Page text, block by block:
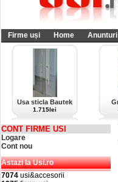
Firme uși Home Anunturi
Usa sticla Bautek
1.715lei
CONT FIRME USI
Logare
Cont nou
Astazi la Usi.ro
7074 usi&accesorii